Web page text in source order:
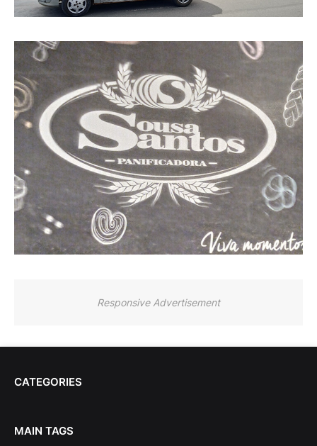
Responsive Advertisement
CATEGORIES
MAIN TAGS